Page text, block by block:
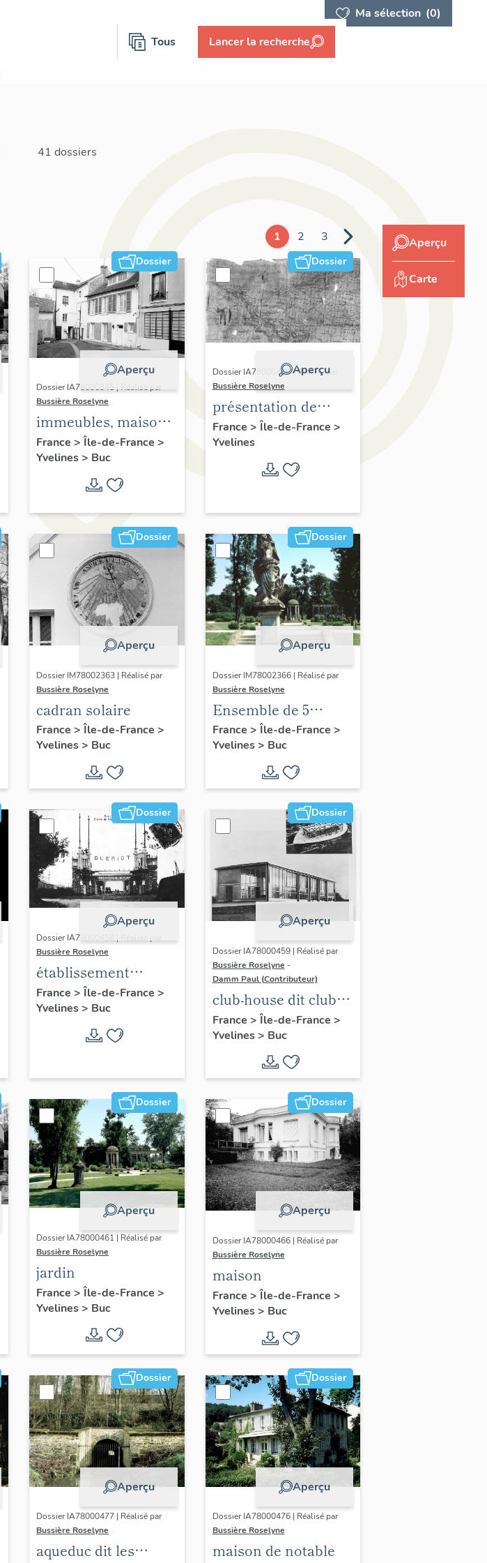
Ma sélection (0)
Tous Lancer la recherche
41 dossiers
1 2 3
Dossier
Aperçu
Dossier IA78000345 | Réalisé par
Bussière Roselyne
immeubles, maisons,
fermes
France > Île-de-France >
Yvelines> Buc
Dossier
Aperçu
Dossier IA78000496 | Réalisé par
Bussière Roselyne
présentation de
l'étude du
patrimoine de l'aire
d'étude Versailles
périphérie sud
France > Île-de-France >
Yvelines
Dossier
Aperçu
Dossier IM78002363 | Réalisé par
Bussière Roselyne
cadran solaire
France > Île-de-France >
Yvelines> Buc
Dossier
Aperçu
Dossier IM78002366 | Réalisé par
Bussière Roselyne
Ensemble de 5
statues
France > Île-de-France >
Yvelines> Buc
Dossier
Aperçu
Dossier IA78000458 | Réalisé par
Bussière Roselyne
établissement
aéronautique dit
aéroparc Louis-
France > Île-de-France >
Yvelines> Buc
Dossier
Aperçu
Dossier IA78000459 | Réalisé par
Bussière Roselyne -
Damm Paul (Contributeur)
club-house dit club
Roland Garros
France > Île-de-France >
Yvelines> Buc
Dossier
Aperçu
Dossier IA78000461 | Réalisé par
Bussière Roselyne
jardin
France > Île-de-France >
Yvelines> Buc
Dossier
Aperçu
Dossier IA78000466 | Réalisé par
Bussière Roselyne
maison
France > Île-de-France >
Yvelines> Buc
Dossier
Aperçu
Dossier IA78000477 | Réalisé par
Bussière Roselyne
aqueduc dit les
Dossier
Aperçu
Dossier IA78000476 | Réalisé par
Bussière Roselyne
maison de notable
Aperçu
Carte